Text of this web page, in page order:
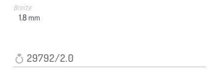
Breite
1.8 mm
29792/2.0